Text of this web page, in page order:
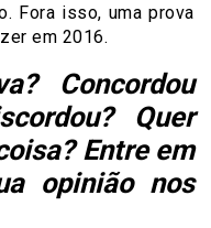
Fora isso, uma prova
em 2016.
Concordou
Quer
Entre em
opinião nos